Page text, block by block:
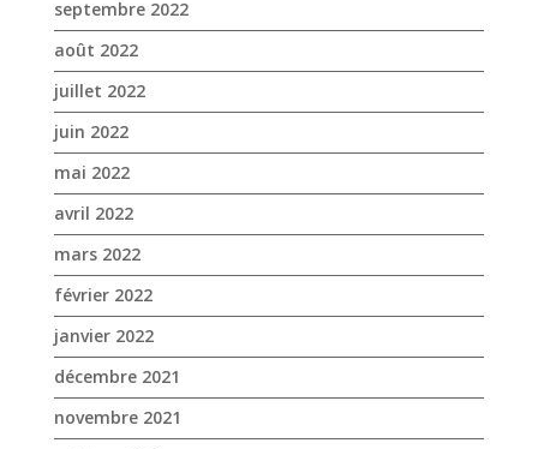
mai 2022
avril 2022
mars 2022
février 2022
janvier 2022
décembre 2021
novembre 2021
octobre 2021
septembre 2021
août 2021
juillet 2021